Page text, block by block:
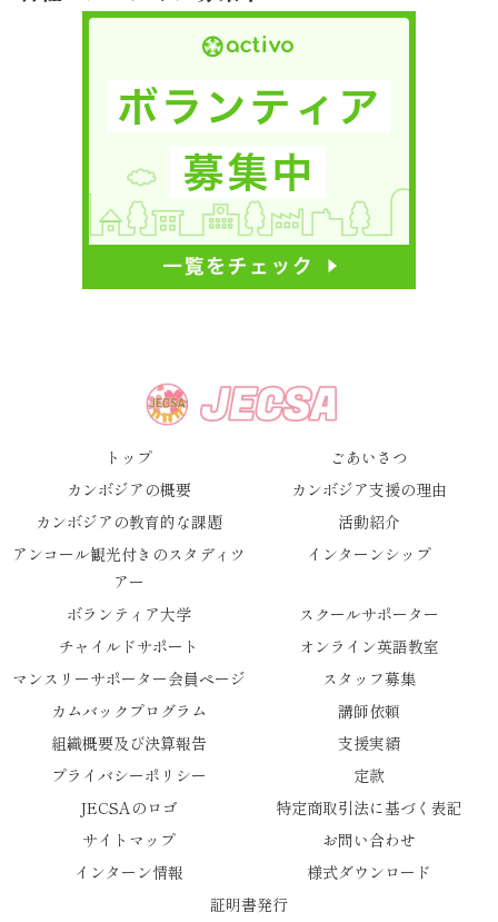
トップ
ごあいさつ
カンボジアの概要
カンボジア支援の理由
カンボジアの教育的な課題
活動紹介
アンコール観光付きのスタディツ
アー
インターンシップ
ボランティア大学
スクールサポーター
チャイルドサポート
オンライン英語教室
マンスリーサポーター会員ページ
スタッフ募集
カムバックプログラム
講師依頼
組織概要及び決算報告
支援実績
プライバシーポリシー
定款
JECSAのロゴ
特定商取引法に基づく表記
サイトマップ
お問い合わせ
インターン情報
様式ダウンロード
証明書発行